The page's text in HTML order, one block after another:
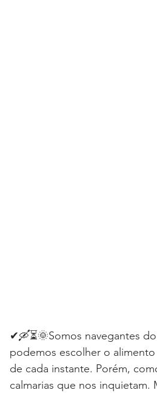
✔🛶⏳🌞Somos navegantes
podemos escolher o
de cada instante. Porém,
calmarias que nos inquietam.